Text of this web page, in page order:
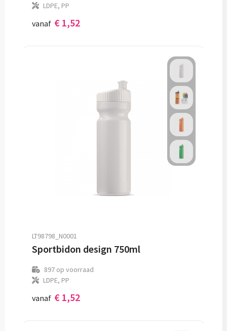
LDPE, PP
vanaf € 1,52
LT98798_N0001
Sportbidon design 750ml
897op voorraad
LDPE, PP
vanaf € 1,52